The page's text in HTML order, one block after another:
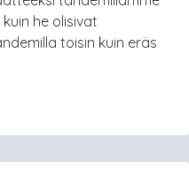
he olisivat
toisin kuin eräs